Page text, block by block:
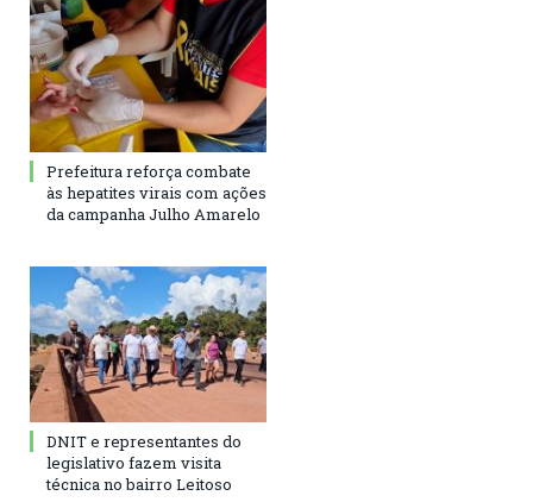
Prefeitura reforça combate
às hepatites virais com ações
da campanha Julho Amarelo
DNIT e representantes do
legislativo fazem visita
técnica no bairro Leitoso